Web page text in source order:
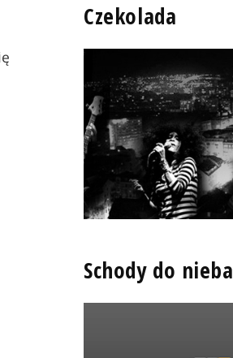
Czekolada
Schody do nieba